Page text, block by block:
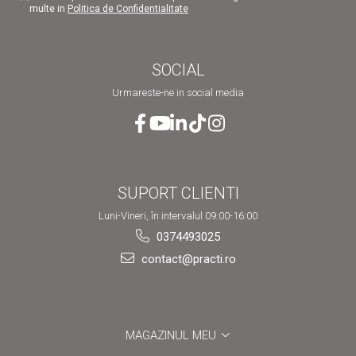
multe in Politica de Confidentialitate
SOCIAL
Urmareste-ne in social media
SUPORT CLIENTI
Luni-Vineri, în intervalul 09:00-16:00
0374493025
contact@practi.ro
MAGAZINUL MEU